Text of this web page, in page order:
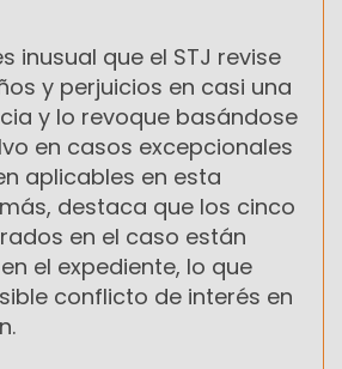
inusual que el STJ revise
y perjuicios en casi una
y lo revoque basándose
en casos excepcionales
aplicables en esta
destaca que los cinco
en el caso están
el expediente, lo que
conflicto de interés en